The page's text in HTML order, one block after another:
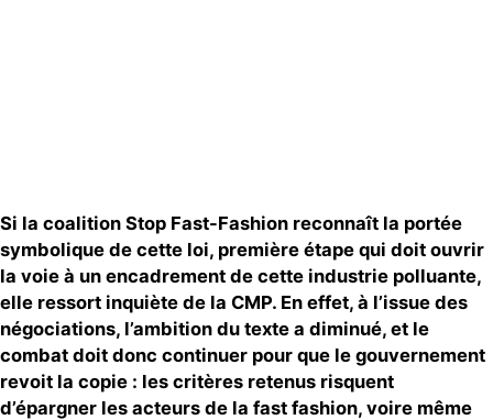
Si la coalition Stop Fast-Fashion reconnaît la portée
symbolique de cette loi, première étape qui doit ouvrir
la voie à un encadrement de cette industrie polluante,
elle ressort inquiète de la CMP. En effet, à l’issue des
négociations, l’ambition du texte a diminué, et le
combat doit donc continuer pour que le gouvernement
revoit la copie : les critères retenus risquent
d’épargner les acteurs de la fast fashion, voire même